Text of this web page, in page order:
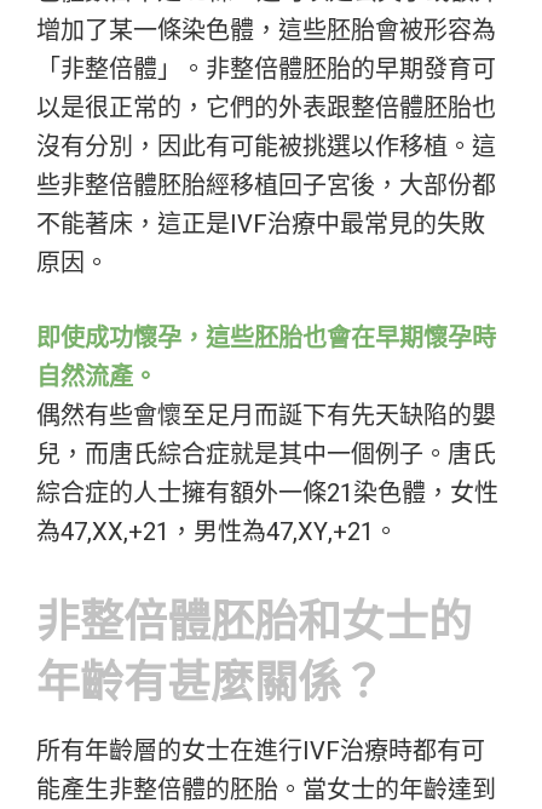
增加了某一條染色體，這些胚胎會被形容為
「非整倍體」。非整倍體胚胎的早期發育可
以是很正常的，它們的外表跟整倍體胚胎也
沒有分別，因此有可能被挑選以作移植。這
些非整倍體胚胎經移植回子宮後，大部份都
不能著床，這正是IVF治療中最常見的失敗
原因。
即使成功懷孕，這些胚胎也會在早期懷孕時
自然流產。
偶然有些會懷至足月而誕下有先天缺陷的嬰
兒，而唐氏綜合症就是其中一個例子。唐氏
綜合症的人士擁有額外一條21染色體，女性
為47,XX,+21，男性為47,XY,+21。
非整倍體胚胎和女士的
年齡有甚麼關係？
所有年齡層的女士在進行IVF治療時都有可
能產生非整倍體的胚胎。當女士的年齡達到